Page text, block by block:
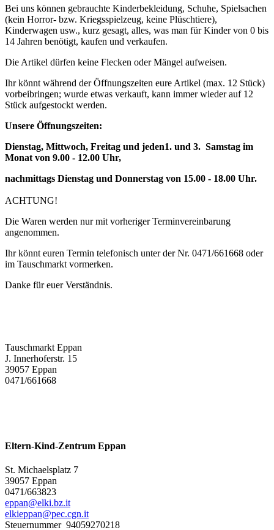
Bei uns können gebrauchte Kinderbekleidung, Schuhe, Spielsachen
(kein Horror- bzw. Kriegsspielzeug, keine Plüschtiere),
Kinderwagen usw., kurz gesagt, alles, was man für Kinder von 0 bis
14 Jahren benötigt, kaufen und verkaufen.
Die Artikel dürfen keine Flecken oder Mängel aufweisen.
Ihr könnt während der Öffnungszeiten eure Artikel (max. 12 Stück)
vorbeibringen; wurde etwas verkauft, kann immer wieder auf 12
Stück aufgestockt werden.
Unsere Öffnungszeiten:
Dienstag, Mittwoch, Freitag und jeden1. und 3. Samstag im
Monat von 9.00 - 12.00 Uhr,
nachmittags Dienstag und Donnerstag von 15.00 - 18.00 Uhr.
ACHTUNG!
Die Waren werden nur mit vorheriger Terminvereinbarung
angenommen.
Ihr könnt euren Termin telefonisch unter der Nr. 0471/661668 oder
im Tauschmarkt vormerken.
Danke für euer Verständnis.
Tauschmarkt Eppan
J. Innerhoferstr. 15
39057 Eppan
0471/661668
Eltern-Kind-Zentrum Eppan
St. Michaelsplatz 7
39057 Eppan
0471/663823
eppan@elki.bz.it
elkieppan@pec.cgn.it
Steuernummer 94059270218